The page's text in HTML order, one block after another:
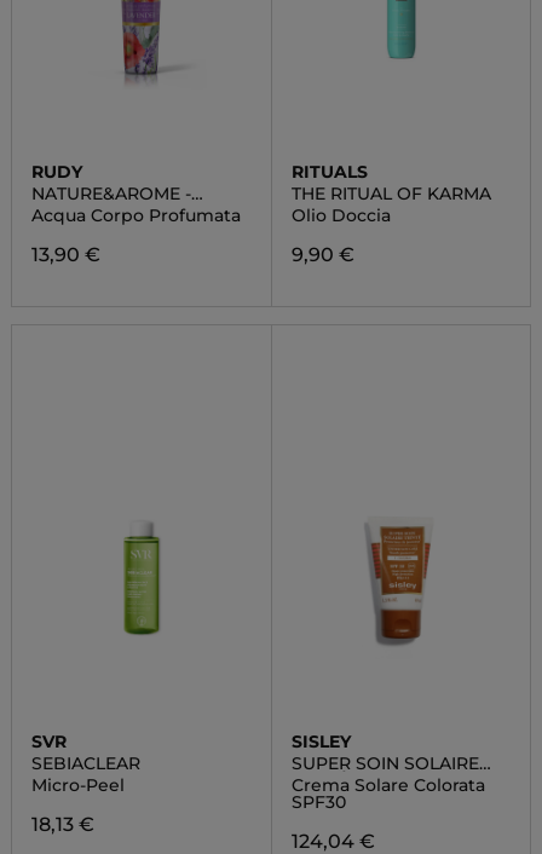
RUDY
NATURE&AROME -
LAVANDA
Acqua Corpo Profumata
13,90 €
RITUALS
THE RITUAL OF KARMA
Olio Doccia
9,90 €
SVR
SEBIACLEAR
Micro-Peel
18,13 €
SISLEY
SUPER SOIN SOLAIRE
TEINTÈ
Crema Solare Colorata
SPF30
124,04 €